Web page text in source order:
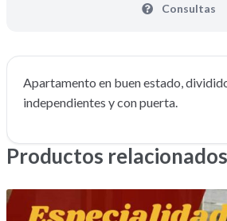
Consultas
Apartamento en buen estado,
independientes y con puerta.
Productos relacionados